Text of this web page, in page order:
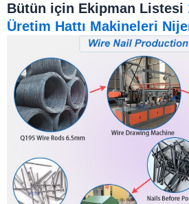
Bütün için Ekipman Listesi
Üretim Hattı Makineleri